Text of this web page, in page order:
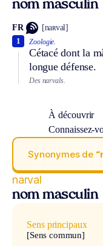
nom masculin
FR [naʀval]
Zoologie.
Cétacé dont la
longue défense.
1
Des narvals.
À découvrir
Connaissez-
Synonymes de
narval
nom masculin
Sens principaux
[Sens commun]